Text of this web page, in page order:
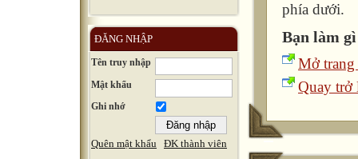
ĐĂNG NHẬP
Tên truy nhập
Mật khẩu
Ghi nhớ
Quên mật khẩu ĐK thành viên
phía dưới.
Bạn làm
Mở trang
Quay trở